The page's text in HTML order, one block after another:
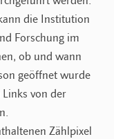
die Institution
Forschung im
ob und wann
geöffnet wurde
von der
Zählpixel